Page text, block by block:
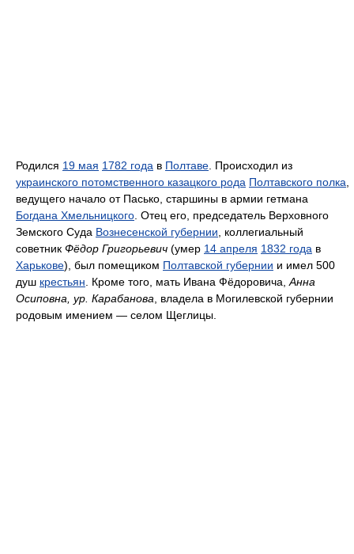
Родился 19 мая 1782 года в Полтаве . Происходил из
украинского потомственного казацкого рода Полтавского полка
ведущего начало от Пасько, старшины в армии гетмана
Богдана Хмельницкого . Отец его, председатель Верховного
Земского Суда Вознесенской губернии , коллегиальный
советник Фёдор Григорьевич (умер 14 апреля 1832 года в
Харькове), был помещиком Полтавской губернии и имел 500
душ крестьян . Кроме того, мать Ивана Фёдоровича, Анна
Осиповна, ур. Карабанова , владела в Могилевской губернии
родовым имением — селом Щеглицы.